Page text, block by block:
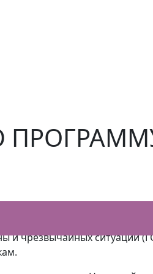
безопасности. Мы
и чрезвычайных ситуаций